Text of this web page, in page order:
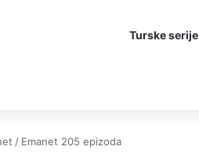
Turske serije
/ Emanet 205 epizoda